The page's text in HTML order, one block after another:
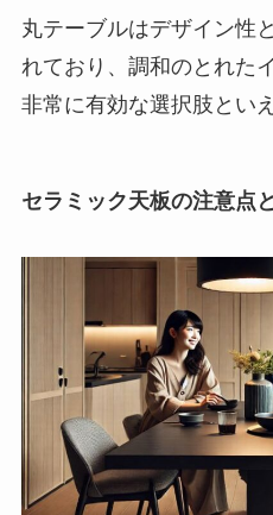
丸テーブルはデザイン性
れており、調和のとれた
非常に有効な選択肢とい
セラミック天板の注意点